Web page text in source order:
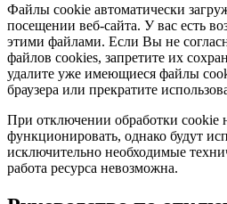
Файлы cookie автоматически
посещении веб-сайта. У вас есть
этими файлами. Если Вы не
файлов cookies, запретите их
удалите уже имеющиеся файлы
браузера или прекратите
При отключении обработки cookie
функционировать, однако будут
исключительно необходимые
работа ресурса невозможна.